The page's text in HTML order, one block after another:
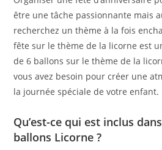
être une tâche passionnante mais
recherchez un thème à la fois
fête sur le thème de la licorne est
de 6 ballons sur le thème de la
vous avez besoin pour créer une
la journée spéciale de votre enfant.
Qu’est-ce qui est inclus
ballons Licorne ?